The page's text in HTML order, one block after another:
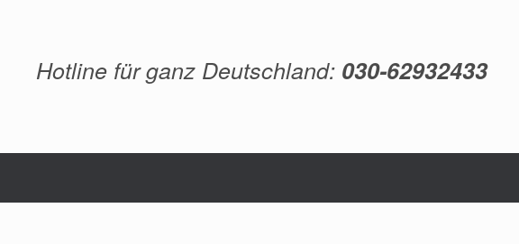
Hotline für ganz Deutschland: 030-62932433